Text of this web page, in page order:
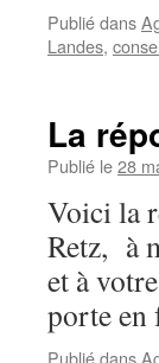
Publié dans
Landes,
La
Publié le28
Voici la
Retz, à
et à
porte
Publié dans